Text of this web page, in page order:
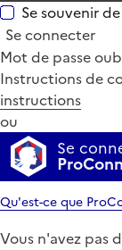
Se souvenir
Se connecter
Mot de passe
Instructions de
instructions
ou
Se
Qu'est-ce que
Vous n'avez pas